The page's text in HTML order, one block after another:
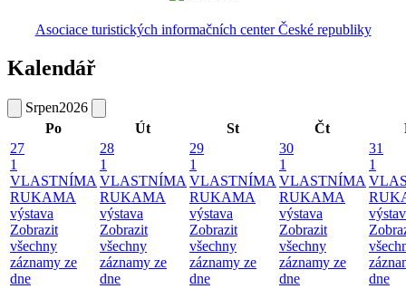
Asociace turistických informačních center České republiky
Kalendář
Srpen2026
Po
Út St Čt
27
1
VLASTNÍMA
RUKAMA
výstava
Zobrazit
všechny
záznamy ze
dne
28
1
VLASTNÍMA
RUKAMA
výstava
Zobrazit
všechny
záznamy ze
dne
29
1
VLASTNÍMA
RUKAMA
výstava
Zobrazit
všechny
záznamy ze
dne
30
1
VLASTNÍMA
RUKAMA
výstava
Zobrazit
všechny
záznamy ze
dne
31
1
dne